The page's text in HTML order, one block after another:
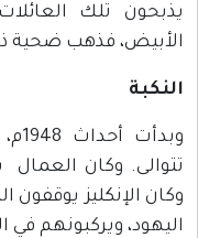
يذبحون تلك
الأبيض، فذهب ضحية
النكبة
تتوالى. وكان العمال
وكان الإنكليز يوقفون
اليهود، ويركبونهم في